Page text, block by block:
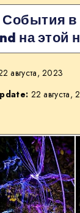
в
на этой
августа, 2023
22 августа,